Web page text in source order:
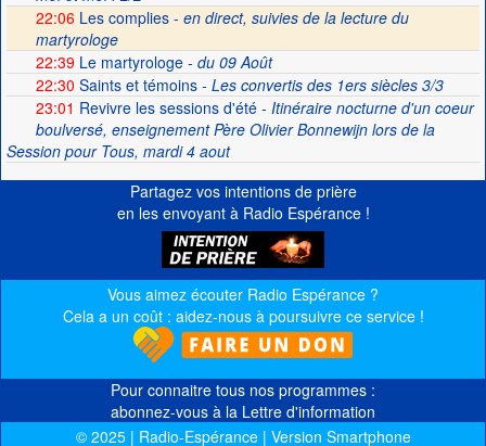
22:06 Les complies - en direct, suivies de la lecture du
martyrologe
22:39Le martyrologe- du 09 Août
22:30 Saints et témoins- Les convertis des 1ers siècles 3/3
23:01 Revivre les sessions d'été- Itinéraire nocturne d'un coeur
boulversé, enseignement Père Olivier Bonnewijn lors de la
Session pour Tous, mardi 4 aout
Partagez vos intentions de prière
en les envoyant à Radio Espérance !
Vous aimez écouter Radio Espérance ?
Cela a un coût : aidez-nous à poursuivre ce service !
Pour connaitre tous nos programmes :
abonnez-vous à la Lettre d'information
© 2025 | Radio-Espérance | Version Smartphone